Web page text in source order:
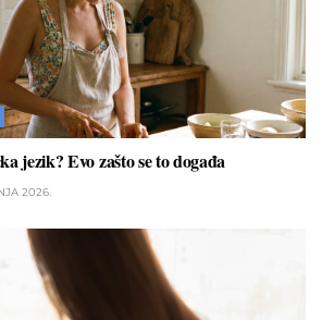
jezik? Evo zašto se to događa
2026.